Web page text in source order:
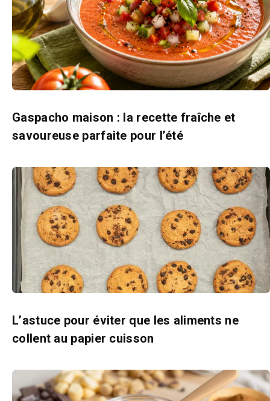
Gaspacho maison : la recette fraîche et
savoureuse parfaite pour l’été
L’astuce pour éviter que les aliments ne
collent au papier cuisson